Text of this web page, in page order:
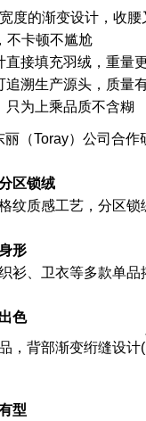
度的渐变设计，收腰
不卡顿不尴尬
接填充羽绒，重量
溯生产源头，质量
只为上乘品质不含糊
（Toray）公司合
区锁绒
纹质感工艺，分区
形
衫、卫衣等多款单
色
，背部渐变绗缝设计(
型